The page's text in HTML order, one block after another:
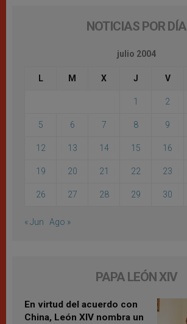
NOTICIAS POR DÍA
julio 2004
L M X J V
1 2
5 6 7 8 9
12 13 14 15 16
19 20 21 22 23
26 27 28 29 30
« Jun Ago »
PAPA LEÓN XIV
En virtud del acuerdo con
China, León XIV nombra un